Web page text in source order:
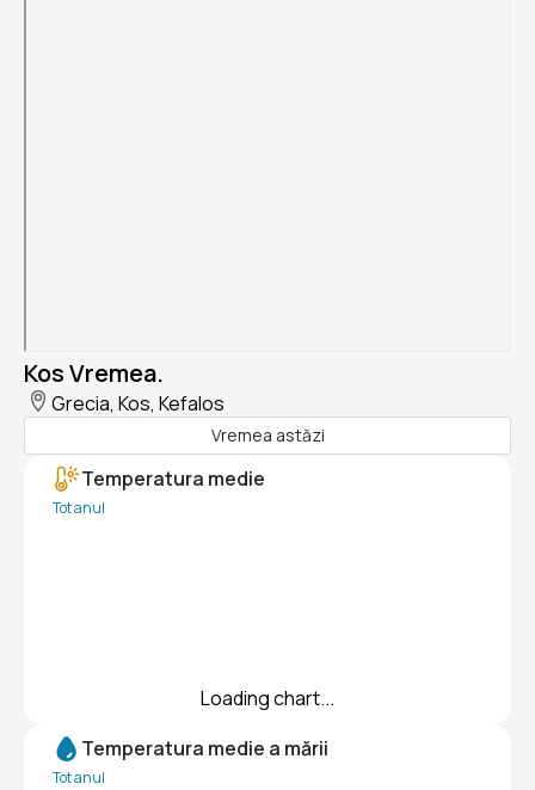
Kos Vremea.
Grecia, Kos, Kefalos
Vremea astăzi
Temperatura medie
Tot anul
Loading chart...
Temperatura medie a mării
Tot anul